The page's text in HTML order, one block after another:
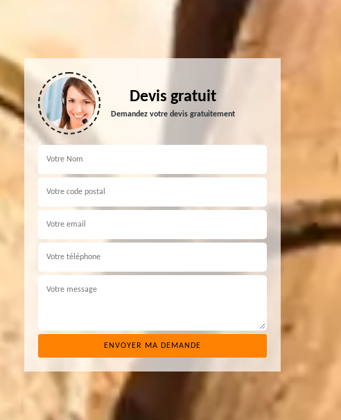
Devis gratuit
Demandez votre devis gratuitement